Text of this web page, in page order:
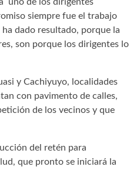
siempre fue el trabajo
dado resultado, porque la
son porque los dirigentes lo
y Cachiyuyo, localidades
con pavimento de calles,
de los vecinos y que
del retén para
que pronto se iniciará la